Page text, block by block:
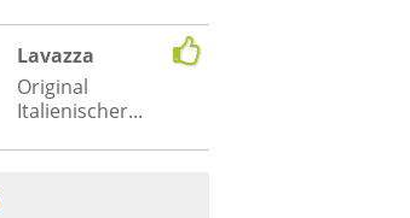
Lavazza
Original
Italienischer...